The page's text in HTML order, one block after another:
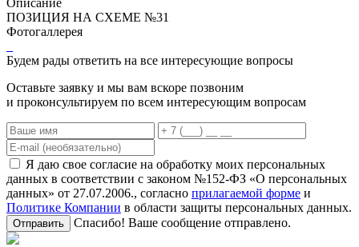
Описание
ПОЗИЦИЯ НА СХЕМЕ №31
Фотогаллерея
Будем рады ответить на все интересующие вопросы
Оставьте заявку и мы вам вскоре позвоним
и проконсультируем по всем интересующим вопросам
Я даю свое согласие на обработку моих персональных
данных в соответствии с законом №152-ФЗ «О персональных
данных» от 27.07.2006., согласно прилагаемой форме и
Политике Компании в области защиты персональных данных.
Отправить Спасибо! Ваше сообщение отправлено.